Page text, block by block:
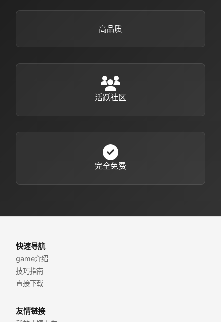
高品质
活跃社区
完全免费
快速导航
game介绍
技巧指南
直接下载
友情链接